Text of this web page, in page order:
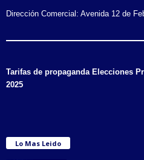
Dirección Comercial: Avenida 12 de
Tarifas de propaganda Elecciones
2025
Lo Mas Leido